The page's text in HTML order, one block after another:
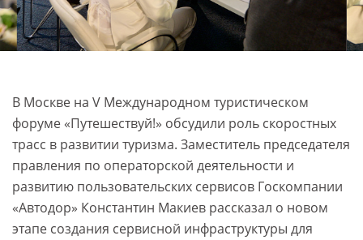
В Москве на V Международном туристическом
форуме «Путешествуй!» обсудили роль скоростных
трасс в развитии туризма. Заместитель председателя
правления по операторской деятельности и
развитию пользовательских сервисов Госкомпании
«Автодор» Константин Макиев рассказал о новом
этапе создания сервисной инфраструктуры для